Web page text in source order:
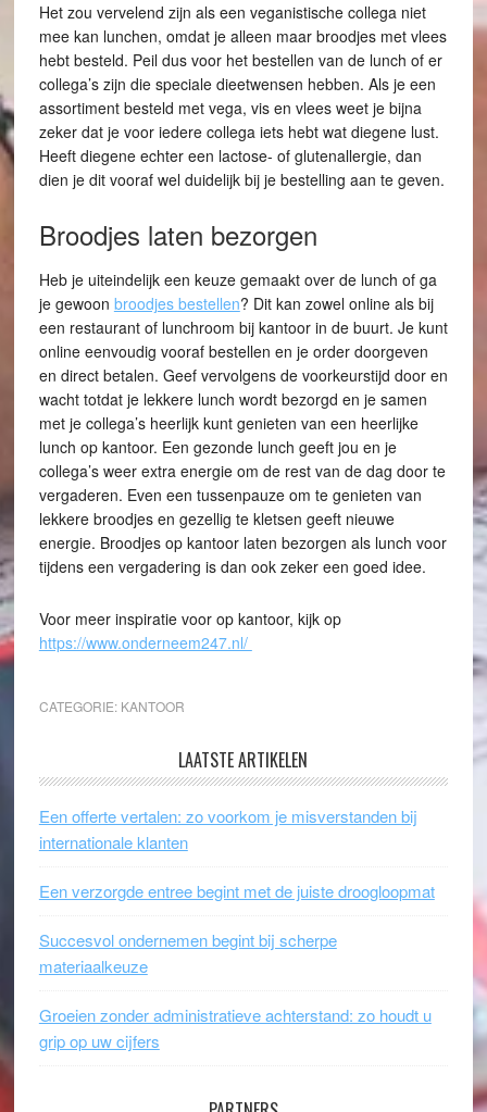
Het zou vervelend zijn als een veganistische collega niet
mee kan lunchen, omdat je alleen maar broodjes met vlees
hebt besteld. Peil dus voor het bestellen van de lunch of er
collega’s zijn die speciale dieetwensen hebben. Als je een
assortiment besteld met vega, vis en vlees weet je bijna
zeker dat je voor iedere collega iets hebt wat diegene lust.
Heeft diegene echter een lactose- of glutenallergie, dan
dien je dit vooraf wel duidelijk bij je bestelling aan te geven.
Broodjes laten bezorgen
Heb je uiteindelijk een keuze gemaakt over de lunch of ga
je gewoon broodjes bestellen? Dit kan zowel online als bij
een restaurant of lunchroom bij kantoor in de buurt. Je kunt
online eenvoudig vooraf bestellen en je order doorgeven
en direct betalen. Geef vervolgens de voorkeurstijd door en
wacht totdat je lekkere lunch wordt bezorgd en je samen
met je collega’s heerlijk kunt genieten van een heerlijke
lunch op kantoor. Een gezonde lunch geeft jou en je
collega’s weer extra energie om de rest van de dag door te
vergaderen. Even een tussenpauze om te genieten van
lekkere broodjes en gezellig te kletsen geeft nieuwe
energie. Broodjes op kantoor laten bezorgen als lunch voor
tijdens een vergadering is dan ook zeker een goed idee.
Voor meer inspiratie voor op kantoor, kijk op
https://www.onderneem247.nl/
CATEGORIE: KANTOOR
LAATSTE ARTIKELEN
Een offerte vertalen: zo voorkom je misverstanden bij
internationale klanten
Een verzorgde entree begint met de juiste droogloopmat
Succesvol ondernemen begint bij scherpe
materiaalkeuze
Groeien zonder administratieve achterstand: zo houdt u
grip op uw cijfers